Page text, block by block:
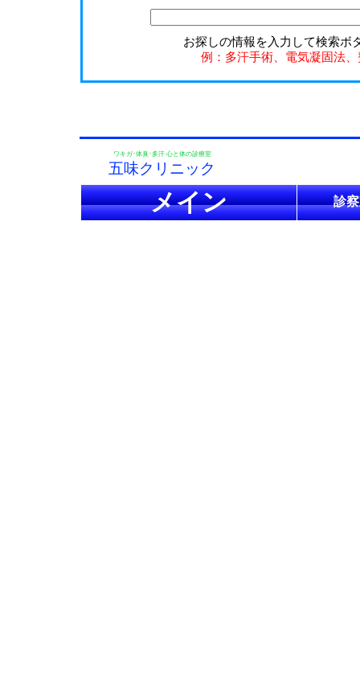
お探しの情報を入力して検索ボ
例：多汗手術、電気凝固法
ワキガ･体臭･多汗 心と体の診療室
五味クリニック
メイン 診